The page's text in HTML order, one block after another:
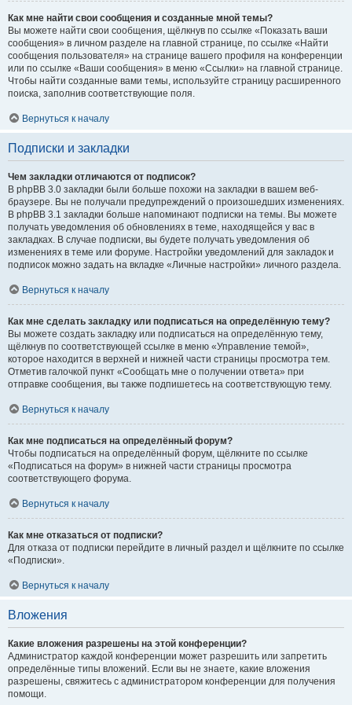
Как мне найти свои сообщения и созданные мной темы?
Вы можете найти свои сообщения, щёлкнув по ссылке «Показать ваши
сообщения» в личном разделе на главной странице, по ссылке «Найти
сообщения пользователя» на странице вашего профиля на конференции
или по ссылке «Ваши сообщения» в меню «Ссылки» на главной странице.
Чтобы найти созданные вами темы, используйте страницу расширенного
поиска, заполнив соответствующие поля.
Вернуться к началу
Подписки и закладки
Чем закладки отличаются от подписок?
В phpBB 3.0 закладки были больше похожи на закладки в вашем веб-
браузере. Вы не получали предупреждений о произошедших изменениях.
В phpBB 3.1 закладки больше напоминают подписки на темы. Вы можете
получать уведомления об обновлениях в теме, находящейся у вас в
закладках. В случае подписки, вы будете получать уведомления об
изменениях в теме или форуме. Настройки уведомлений для закладок и
подписок можно задать на вкладке «Личные настройки» личного раздела.
Вернуться к началу
Как мне сделать закладку или подписаться на определённую тему?
Вы можете создать закладку или подписаться на определённую тему,
щёлкнув по соответствующей ссылке в меню «Управление темой»,
которое находится в верхней и нижней части страницы просмотра тем.
Отметив галочкой пункт «Сообщать мне о получении ответа» при
отправке сообщения, вы также подпишетесь на соответствующую тему.
Вернуться к началу
Как мне подписаться на определённый форум?
Чтобы подписаться на определённый форум, щёлкните по ссылке
«Подписаться на форум» в нижней части страницы просмотра
соответствующего форума.
Вернуться к началу
Как мне отказаться от подписки?
Для отказа от подписки перейдите в личный раздел и щёлкните по ссылке
«Подписки».
Вернуться к началу
Вложения
Какие вложения разрешены на этой конференции?
Администратор каждой конференции может разрешить или запретить
определённые типы вложений. Если вы не знаете, какие вложения
разрешены, свяжитесь с администратором конференции для получения
помощи.